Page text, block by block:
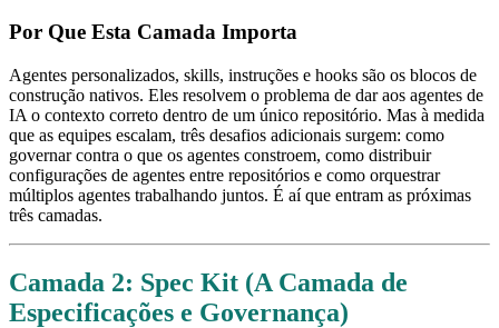
Por Que Esta Camada Importa
Agentes personalizados, skills, instruções e hooks são os blocos de
construção nativos. Eles resolvem o problema de dar aos agentes de
IA o contexto correto dentro de um único repositório. Mas à medida
que as equipes escalam, três desafios adicionais surgem: como
governar contra o que os agentes constroem, como distribuir
configurações de agentes entre repositórios e como orquestrar
múltiplos agentes trabalhando juntos. É aí que entram as próximas
três camadas.
Camada 2: Spec Kit (A Camada de
Especificações e Governança)